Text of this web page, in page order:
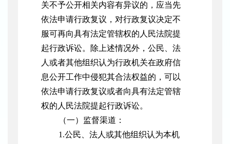
关不予公开相关内容有异议的，应当先
依法申请行政复议，对行政复议决定不
服可再向具有法定管辖权的人民法院提
起行政诉讼。除上述情况外，公民、法
人或者其他组织认为行政机关在政府信
息公开工作中侵犯其合法权益的，可以
依法申请行政复议或者向具有法定管辖
权的人民法院提起行政诉讼。
（一）监督渠道：
1.公民、法人或其他组织认为本机